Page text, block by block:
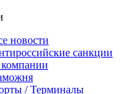
новости
санкции
/ Терминалы